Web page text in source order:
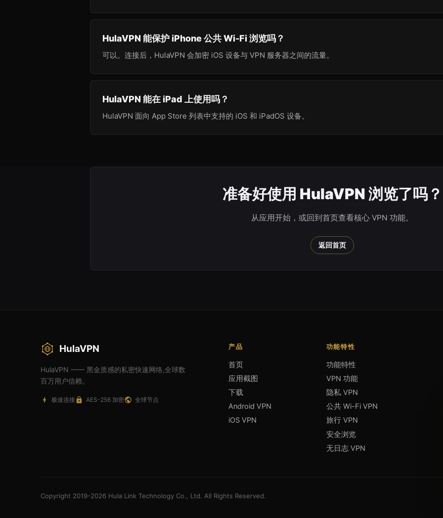
HulaVPN 能保护 iPhone 公共 Wi-Fi 浏览吗？
可以。连接后，HulaVPN 会加密 iOS 设备与 VPN 服务器之间的流量。
HulaVPN 能在 iPad 上使用吗？
HulaVPN 面向 App Store 列表中支持的 iOS 和 iPadOS 设备。
准备好使用 HulaVPN 浏览了吗？
从应用开始，或回到首页查看核心 VPN 功能。
返回首页
HulaVPN
HulaVPN —— 黑金质感的私密快速网络,全球数
百万用户信赖。
极速连接 AES-256 加密 全球节点
产品
首页
应用截图
下载
Android VPN
iOS VPN
功能特性
功能特性
VPN 功能
隐私 VPN
公共 Wi-Fi VPN
旅行 VPN
安全浏览
无日志 VPN
Copyright 2019-2026 Hula Link Technology Co., Ltd. All Rights Reserved.